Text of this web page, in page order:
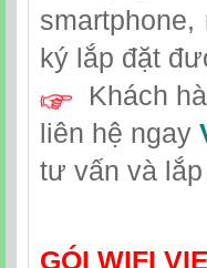
ký lắp đặt
Khách
liên hệ ngay
tư vấn và
GÓI WIFI